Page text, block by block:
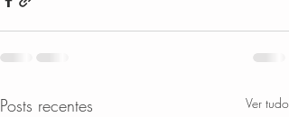
Posts recentes Ver tudo